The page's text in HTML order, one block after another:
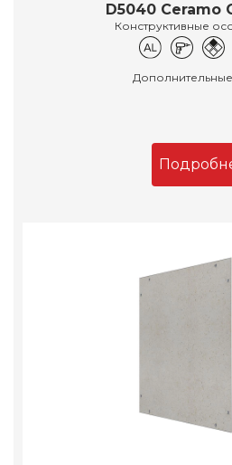
D5040 Ceramo
Конструктивные